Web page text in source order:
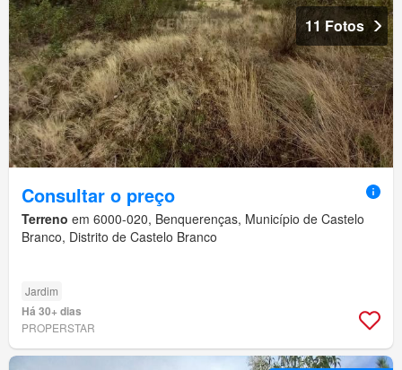
11 Fotos
Consultar o preço
Terreno em 6000-020, Benquerenças, Município de Castelo
Branco, Distrito de Castelo Branco
Jardim
Há 30+ dias
PROPERSTAR